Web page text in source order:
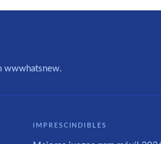
wwwhatsnew.
IMPRESCINDIBLES